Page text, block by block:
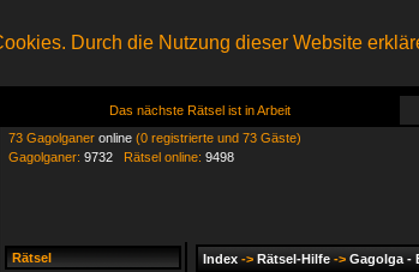
Durch die Nutzung dieser Website
Das nächste Rätsel ist in Arbeit
73 Gagolganer online (0 registrierte und 73 Gäste)
Gagolganer: 9732 Rätsel online: 9498
Rätsel
Index -> Rätsel-Hilfe -> Gagolga -